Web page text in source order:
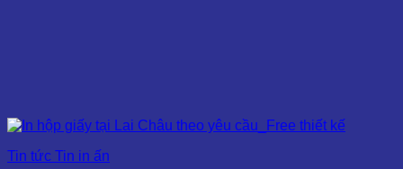
Tin tức Tin in ấn